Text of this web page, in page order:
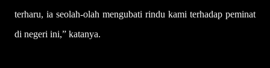
terharu, ia seolah-olah mengubati rindu kami terhadap peminat
di negeri ini,” katanya.